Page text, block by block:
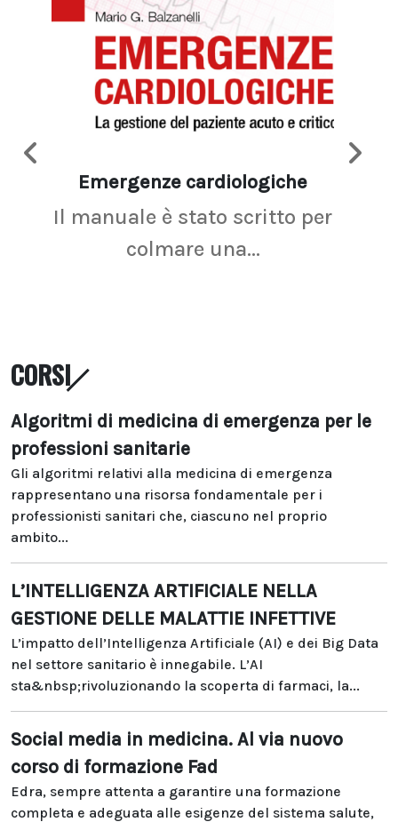
Emergenze cardiologiche
Il manuale è stato scritto per
colmare una...
CORSI
Algoritmi di medicina di emergenza per le
professioni sanitarie
Gli algoritmi relativi alla medicina di emergenza
rappresentano una risorsa fondamentale per i
professionisti sanitari che, ciascuno nel proprio
ambito...
L’INTELLIGENZA ARTIFICIALE NELLA
GESTIONE DELLE MALATTIE INFETTIVE
L’impatto dell’Intelligenza Artificiale (AI) e dei Big Data
nel settore sanitario è innegabile. L’AI
sta&nbsp;rivoluzionando la scoperta di farmaci, la...
Social media in medicina. Al via nuovo
corso di formazione Fad
Edra, sempre attenta a garantire una formazione
completa e adeguata alle esigenze del sistema salute,